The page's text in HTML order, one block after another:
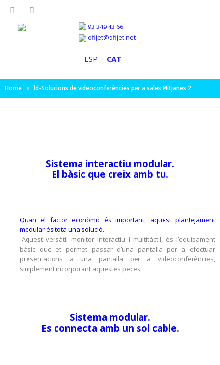
93 349 43 66
ofijet@ofijet.net
ESP CAT
Home ld-Solucions de videoconferències per a sales Mitjanes 2
Sistema interactiu modular.
El bàsic que creix amb tu.
Quan el factor econòmic és important, aquest plantejament
modular és tota una solució.
-Aquest versàtil monitor interactiu i multitàctil, és l’equipament
bàsic que et permet passar d’una pantalla per a efectuar
presentacions a una pantalla per a videoconferències,
simplement incorporant aquestes peces:
Sistema modular.
Es connecta amb un sol cable.